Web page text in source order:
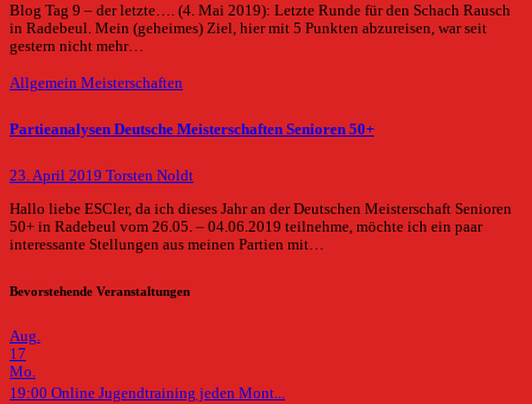
Blog Tag 9 – der letzte…. (4. Mai 2019): Letzte Runde für den Schach Rausch
in Radebeul. Mein (geheimes) Ziel, hier mit 5 Punkten abzureisen, war seit
gestern nicht mehr…
Allgemein Meisterschaften
Partieanalysen Deutsche Meisterschaften Senioren 50+
23. April 2019 Torsten Noldt
Hallo liebe ESCler, da ich dieses Jahr an der Deutschen Meisterschaft Senioren
50+ in Radebeul vom 26.05. – 04.06.2019 teilnehme, möchte ich ein paar
interessante Stellungen aus meinen Partien mit…
Bevorstehende Veranstaltungen
Aug.
17
Mo.
19:00 Online Jugendtraining jeden Mont...